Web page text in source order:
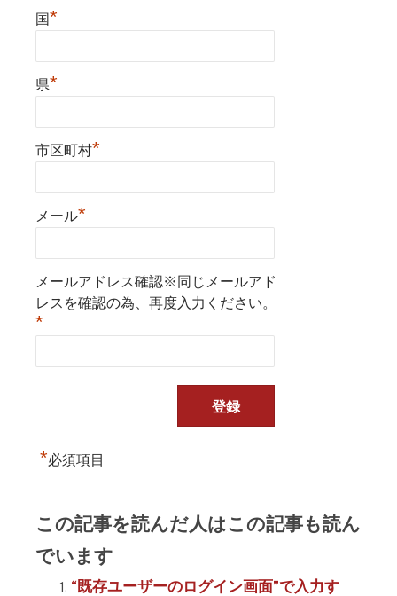
国*
県*
市区町村*
メール*
メールアドレス確認※同じメールアド
レスを確認の為、再度入力ください。
*
*必須項目
この記事を読んだ人はこの記事も読ん
でいます
“既存ユーザーのログイン画面”で入力す